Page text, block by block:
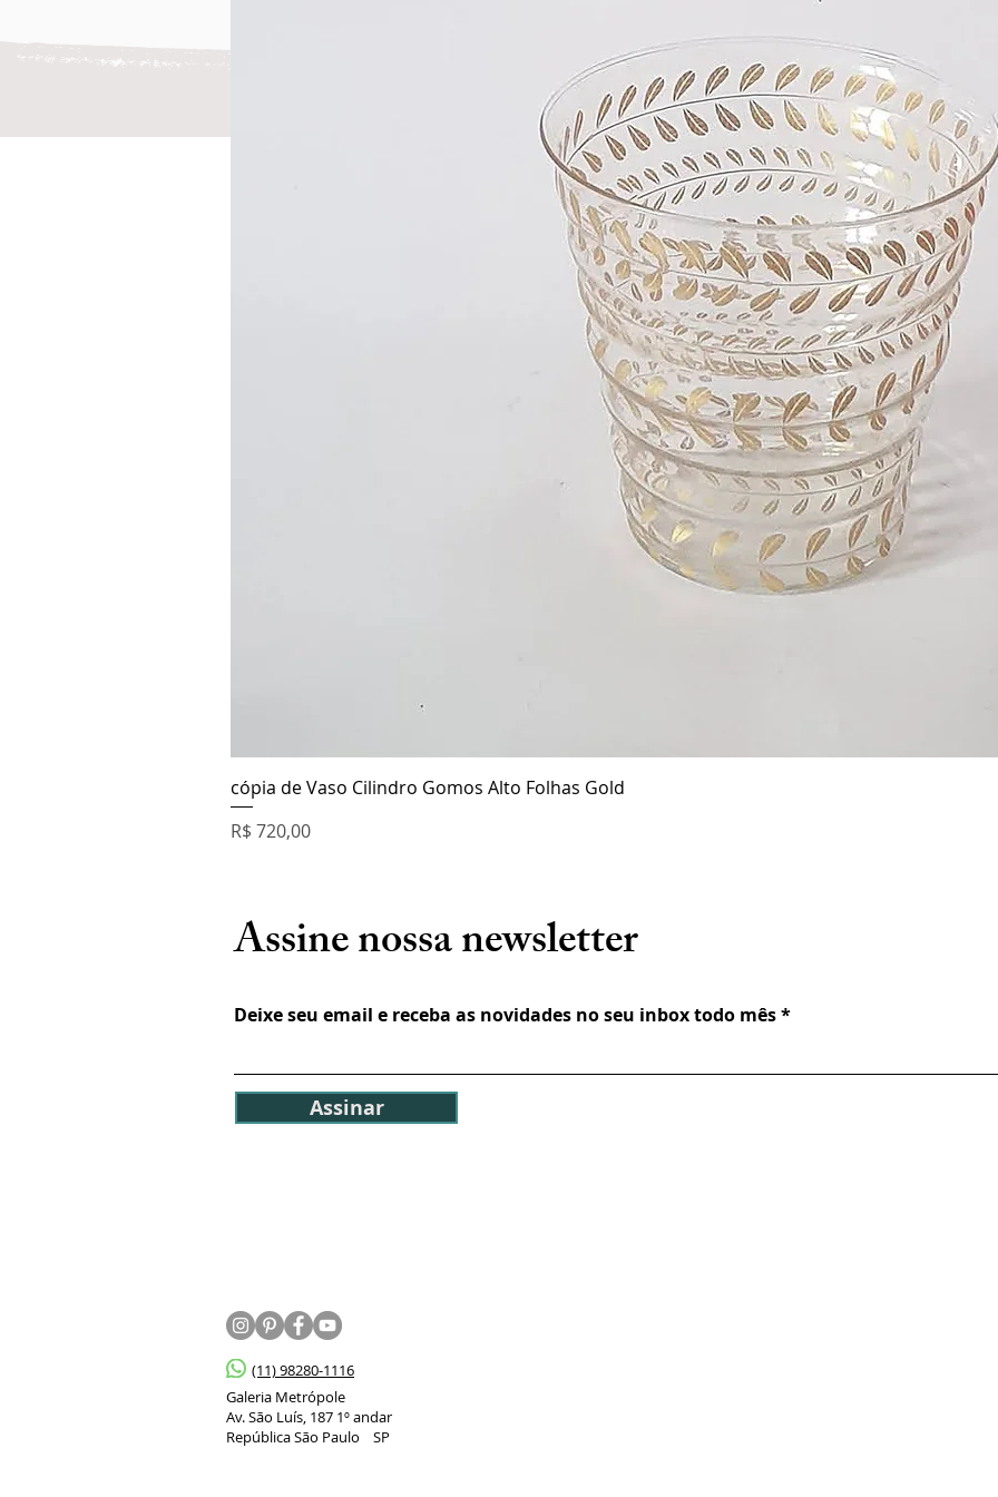
cópia de Vaso Cilindro Gomos Alto Folhas Gold
Preço
R$ 720,00
Assine nossa newsletter
Deixe seu email e receba as novidades no seu inbox todo mês
Assinar
(11) 98280-1116
Galeria Metrópole
Av. São Luís, 187 1º andar
República São Paulo SP